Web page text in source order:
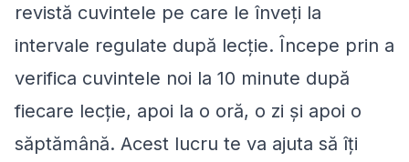
revistă cuvintele pe care le înveți la
intervale regulate după lecție. Începe prin a
verifica cuvintele noi la 10 minute după
fiecare lecție, apoi la o oră, o zi și apoi o
săptămână. Acest lucru te va ajuta să îți